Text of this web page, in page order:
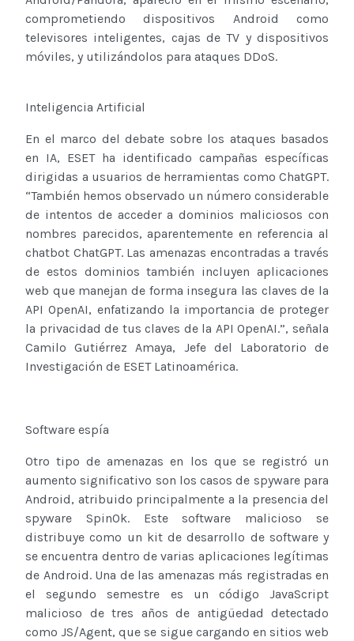
comprometiendo dispositivos Android como
televisores inteligentes, cajas de TV y dispositivos
móviles, y utilizándolos para ataques DDoS.
Inteligencia Artificial
En el marco del debate sobre los ataques basados
en IA, ESET ha identificado campañas específicas
dirigidas a usuarios de herramientas como ChatGPT.
“También hemos observado un número considerable
de intentos de acceder a dominios maliciosos con
nombres parecidos, aparentemente en referencia al
chatbot ChatGPT. Las amenazas encontradas a través
de estos dominios también incluyen aplicaciones
web que manejan de forma insegura las claves de la
API OpenAI, enfatizando la importancia de proteger
la privacidad de tus claves de la API OpenAI.”, señala
Camilo Gutiérrez Amaya, Jefe del Laboratorio de
Investigación de ESET Latinoamérica.
Software espía
Otro tipo de amenazas en los que se registró un
aumento significativo son los casos de spyware para
Android, atribuido principalmente a la presencia del
spyware SpinOk. Este software malicioso se
distribuye como un kit de desarrollo de software y
se encuentra dentro de varias aplicaciones legítimas
de Android. Una de las amenazas más registradas en
el segundo semestre es un código JavaScript
malicioso de tres años de antigüedad detectado
como JS/Agent, que se sigue cargando en sitios web